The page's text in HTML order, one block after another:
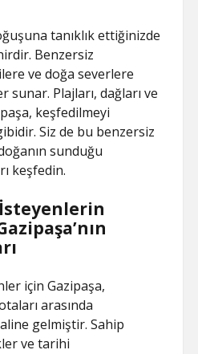
tanıklık ettiğinizde
Benzersiz
ve doğa severlere
Plajları, dağları ve
keşfedilmeyi
Siz de bu benzersiz
sunduğu
keşfedin.
için Gazipaşa,
arasında
gelmiştir. Sahip
ve tarihi